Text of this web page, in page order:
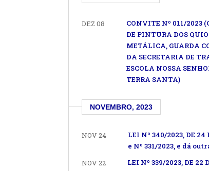
DEZ 08
CONVITE Nº 011/2023
DE PINTURA DOS
METÁLICA, GUARDA
DA SECRETARIA DE
ESCOLA NOSSA
TERRA SANTA)
NOVEMBRO, 2023
NOV 24
LEI Nº 340/2023, DE
e Nº 331/2023, e dá
NOV 22
LEI Nº 339/2023, DE